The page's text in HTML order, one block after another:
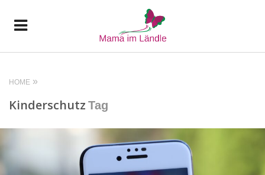
HOME
Kinderschutz Tag